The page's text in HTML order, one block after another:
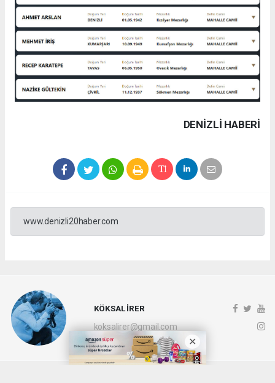
DENIZLI HABERİ
www.denizli20haber.com
KÖKSAL İRER
koksalirer@gmail.com